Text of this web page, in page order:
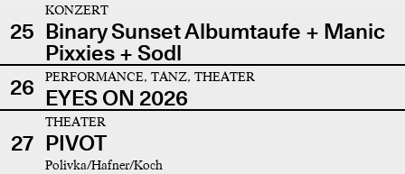
25
KONZERT
Binary Sunset Albumtaufe + Manic
Pixxies + Sodl
26
PERFORMANCE, TANZ, THEATER
EYES ON 2026
27
THEATER
PIVOT
Polivka/Hafner/Koch